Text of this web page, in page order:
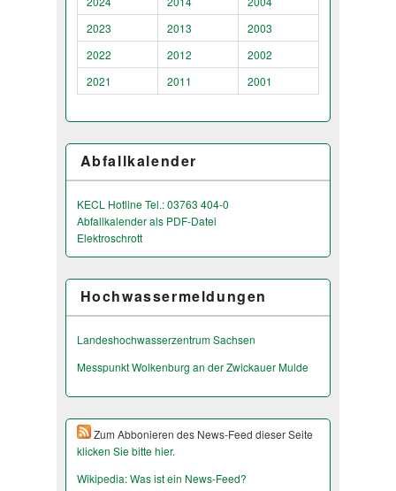
2023
2013
2003
2022
2012
2002
2021
2011 2001
Abfallkalender
KECL Hotline Tel.: 03763 404-0
Abfallkalender als PDF-Datei
Elektroschrott
Hochwassermeldungen
Landeshochwas­serzentrum Sachsen
Messpunkt Wolkenburg an der Zwickauer Mulde
Zum Abbonieren des News-Feed dieser Seite
klicken Sie bitte hier.
Wikipedia: Was ist ein News-Feed?